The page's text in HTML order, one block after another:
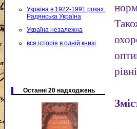
Україна в 1922-1991 роках.
Радянська Україна
Україна незалежна
вся історія в одній книзі
Останні 20 надходжень